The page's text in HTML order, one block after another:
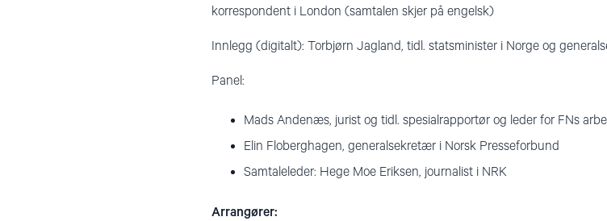
korrespondent i London (samtalen skjer på engelsk)
Innlegg (digitalt): Torbjørn Jagland, tidl. statsminister i Norge og
Panel:
Mads Andenæs, jurist og tidl. spesialrapportør og leder for FNs
Elin Floberghagen, generalsekretær i Norsk Presseforbund
Samtaleleder: Hege Moe Eriksen, journalist i NRK
Arrangører: